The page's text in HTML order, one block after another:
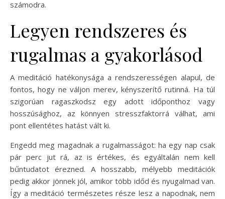
számodra.
Legyen rendszeres és
rugalmas a gyakorlásod
A meditáció hatékonysága a rendszerességen alapul, de
fontos, hogy ne váljon merev, kényszerítő rutinná. Ha túl
szigorúan ragaszkodsz egy adott időponthoz vagy
hosszúsághoz, az könnyen stresszfaktorrá válhat, ami
pont ellentétes hatást vált ki.
Engedd meg magadnak a rugalmasságot: ha egy nap csak
pár perc jut rá, az is értékes, és egyáltalán nem kell
bűntudatot érezned. A hosszabb, mélyebb meditációk
pedig akkor jönnek jól, amikor több időd és nyugalmad van.
Így a meditáció természetes része lesz a napodnak, nem